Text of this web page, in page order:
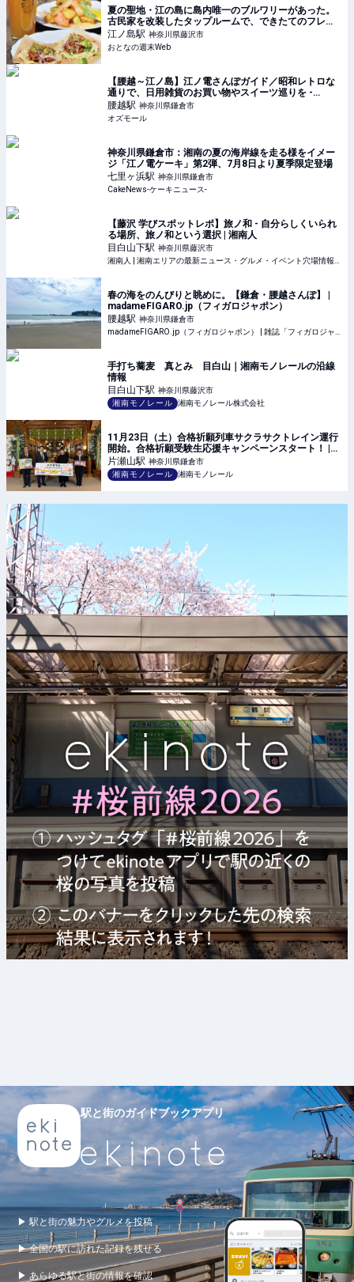
夏の聖地・江の島に島内唯一のブルワリーがあった。
古民家を改装したタップルームで、できたてのフレッ
シュな一杯を
江ノ島駅 神奈川県藤沢市
おとなの週末Web
【腰越～江ノ島】江ノ電さんぽガイド／昭和レトロな
通りで、日用雑貨のお買い物やスイーツ巡りを -
OZmall
腰越駅 神奈川県鎌倉市
オズモール
神奈川県鎌倉市：湘南の夏の海岸線を走る様をイメー
ジ「江ノ電ケーキ」第2弾、7月8日より夏季限定登場
七里ヶ浜駅 神奈川県鎌倉市
CakeNews-ケーキニュース-
【藤沢 学びスポットレポ】旅ノ和 - 自分らしくいられ
る場所、旅ノ和という選択 | 湘南人
目白山下駅 神奈川県藤沢市
春の海をのんびりと眺めに。【鎌倉・腰越さんぽ】 |
madameFIGARO.jp（フィガロジャポン）
腰越駅 神奈川県鎌倉市
手打ち蕎麦 真とみ 目白山｜湘南モノレールの沿線
情報
目白山下駅 神奈川県藤沢市
湘南モノレール
湘南モノレール株式会社
11月23日（土）合格祈願列車サクラサクトレイン運行
開始。合格祈願受験生応援キャンペーンスタート！ |
江の島への近道 湘南モノレール株式会社
片瀬山駅 神奈川県鎌倉市
湘南モノレール
湘南モノレール
駅と街のガイドブックアプリ
▶ 駅と街の魅力やグルメを投稿
▶ 全国の駅に訪れた記録を残せる
▶ あらゆる駅と街の情報を確認